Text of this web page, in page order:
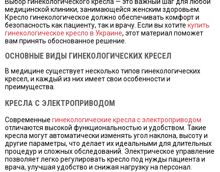
медицинской клиники, занимающейся женским здоровьем.
Кресло гинекологическое должно обеспечивать комфорт и
безопасность как пациенту, так и врачу. Если вы хотите купить
гинекологическое кресло в Украине, этот материал поможет
вам принять обоснованное решение.
ОСНОВНЫЕ ВИДЫ ГИНЕКОЛОГИЧЕСКИХ КРЕСЕЛ
В медицине существует несколько типов гинекологических
кресел, и каждый из них имеет свои особенности и
преимущества.
КРЕСЛА С ЭЛЕКТРОПРИВОДОМ
Современные гинекологические кресла с электроприводом
отличаются высокой функциональностью и удобством. Такие
кресла могут автоматически изменять угол наклона, высоту и
другие параметры, что делает их идеальными для длительных
процедур и сложных обследований. Электрическое управление
позволяет легко регулировать кресло под нужды пациента и
врача, улучшая удобство и снижая нагрузку на персонал.